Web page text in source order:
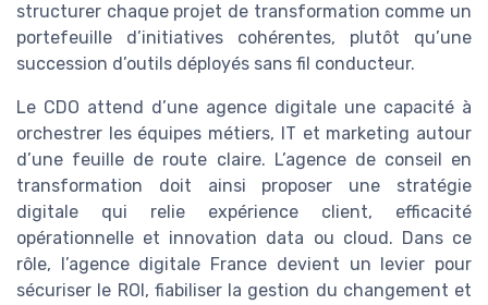
structurer chaque projet de transformation comme un
portefeuille d’initiatives cohérentes, plutôt qu’une
succession d’outils déployés sans fil conducteur.
Le CDO attend d’une agence digitale une capacité à
orchestrer les équipes métiers, IT et marketing autour
d’une feuille de route claire. L’agence de conseil en
transformation doit ainsi proposer une stratégie
digitale qui relie expérience client, efficacité
opérationnelle et innovation data ou cloud. Dans ce
rôle, l’agence digitale France devient un levier pour
sécuriser le ROI, fiabiliser la gestion du changement et